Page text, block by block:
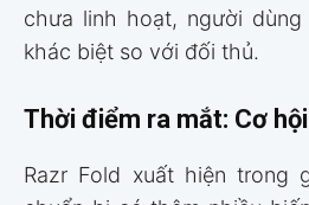
chưa linh hoạt, người
khác biệt so với đối thủ.
Thời điểm ra mắt: Cơ
Razr Fold xuất hiện trong